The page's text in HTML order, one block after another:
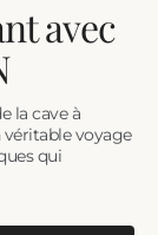
avec
la cave à
véritable voyage
qui